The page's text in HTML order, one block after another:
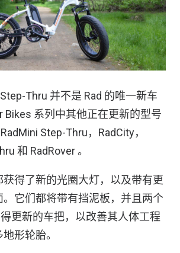
Thru 并不是 Rad 的唯一新车
Bikes 系列中其他正在更新的型号
Step-Thru，RadCity，
和 RadRover 。
获得了新的光圈大灯，以及带有更
它们都将带有挡泥板，并且两个
更新的车把，以改善其人体工程
形轮胎。